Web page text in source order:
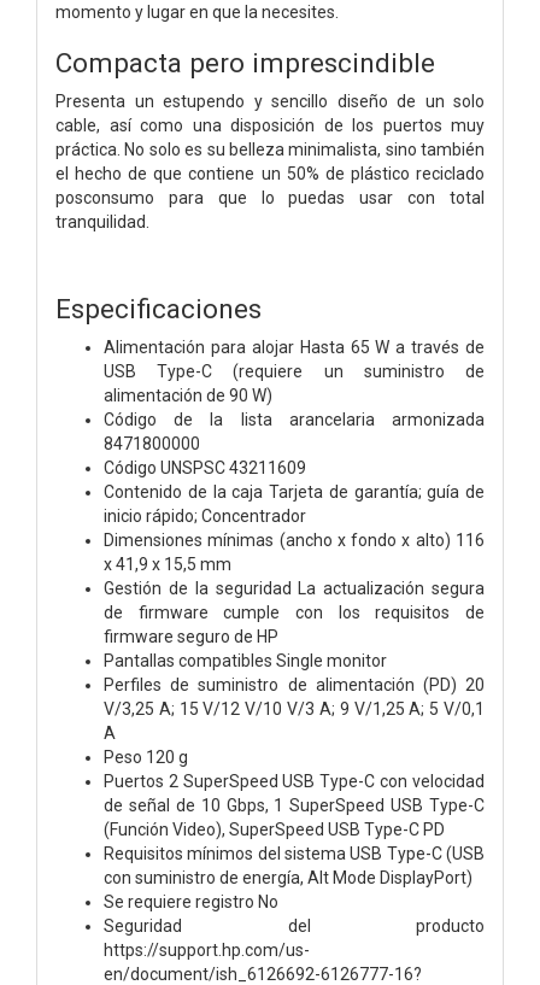
momento y lugar en que la necesites.
Compacta pero imprescindible
Presenta un estupendo y sencillo diseño de un solo
cable, así como una disposición de los puertos muy
práctica. No solo es su belleza minimalista, sino también
el hecho de que contiene un 50% de plástico reciclado
posconsumo para que lo puedas usar con total
tranquilidad.
Especificaciones
Alimentación para alojar Hasta 65 W a través de
USB Type-C (requiere un suministro de
alimentación de 90 W)
Código de la lista arancelaria armonizada
8471800000
Código UNSPSC 43211609
Contenido de la caja Tarjeta de garantía; guía de
inicio rápido; Concentrador
Dimensiones mínimas (ancho x fondo x alto) 116
x 41,9 x 15,5 mm
Gestión de la seguridad La actualización segura
de firmware cumple con los requisitos de
firmware seguro de HP
Pantallas compatibles Single monitor
Perfiles de suministro de alimentación (PD) 20
V/3,25 A; 15 V/12 V/10 V/3 A; 9 V/1,25 A; 5 V/0,1
A
Peso 120 g
Puertos 2 SuperSpeed USB Type-C con velocidad
de señal de 10 Gbps, 1 SuperSpeed USB Type-C
(Función Video), SuperSpeed USB Type-C PD
Requisitos mínimos del sistema USB Type-C (USB
con suministro de energía, Alt Mode DisplayPort)
Se requiere registro No
Seguridad del producto
https://support.hp.com/us-
en/document/ish_6126692-6126777-16?